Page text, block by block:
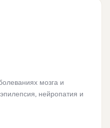
мозга и
нейропатия и